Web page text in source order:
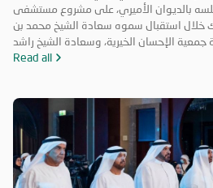
بالديوان الأميري، على مشروع مستشفى
خلال استقبال سموه سعادة الشيخ محمد بن
الإحسان الخيرية، وسعادة الشيخ راشد
الإحسان الخيرية، والسيد ماجد عمير نائب
يتوافق مع أعلى معايير الرعاية الصحية
في الدولة وتوجهاتها الاستراتيجية.
Read all